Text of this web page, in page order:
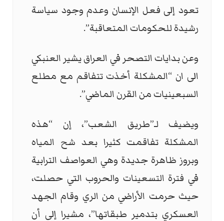
تعود إلى فعل الإنسان وعدم وجود سياسة
رشيدة للحكومات المتعاقبة”.
وعن بدايات التصحر في العراق يشير العنبكي
الى ان “المشكلة أخذت تتفاقم مع مطلع
السبعينيات من القرن الماضي”.
ويضيف لـ”طريق الشعب”، إن “هذه
المشكلة تفاقمت كثيرا بعد شح المياه
وبروز ظاهرة جديدة وهي العواصف الترابية
في فترة التسعينات والحروب التي حصلت،
حيث حرمت الأراضي من الري وقام الجهد
العسكري بتدمير طبقاتها”، مشيرا إلى أن